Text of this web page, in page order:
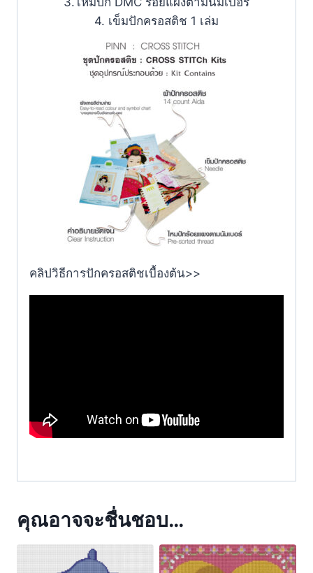
4. เข็มปักครอสติช 1 เล่ม
คลิปวิธีการปักครอสติชเบื้องต้น>>
คุณอาจจะชื่นชอบ…